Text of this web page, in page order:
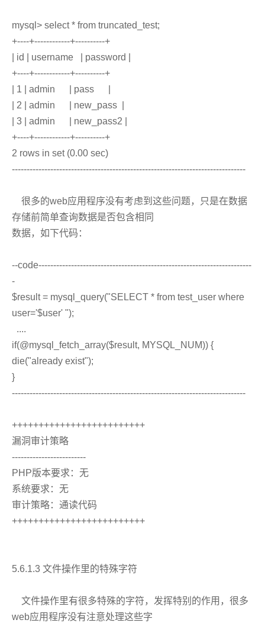
mysql> select * from truncated_test;
+----+------------+----------+
| id | username | password |
+----+------------+----------+
| 1 | admin | pass |
| 2 | admin | new_pass |
| 3 | admin | new_pass2 |
+----+------------+----------+
2 rows in set (0.00 sec)
-------------------------------------------------------------------------------
很多的web应用程序没有考虑到这些问题，只是在数据
存储前简单查询数据是否包含相同
数据，如下代码：
--code------------------------------------------------------------------------
-
$result = mysql_query("SELECT * from test_user where
user='$user' ");
....
if(@mysql_fetch_array($result, MYSQL_NUM)) {
die("already exist");
}
-------------------------------------------------------------------------------
+++++++++++++++++++++++++
漏洞审计策略
-------------------------
PHP版本要求：无
系统要求：无
审计策略：通读代码
+++++++++++++++++++++++++
5.6.1.3 文件操作里的特殊字符
文件操作里有很多特殊的字符，发挥特别的作用，很多
web应用程序没有注意处理这些字